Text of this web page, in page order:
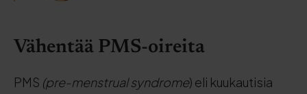
Vähentää PMS-oireita
PMS (pre-menstrual syndrome) eli kuukautisia